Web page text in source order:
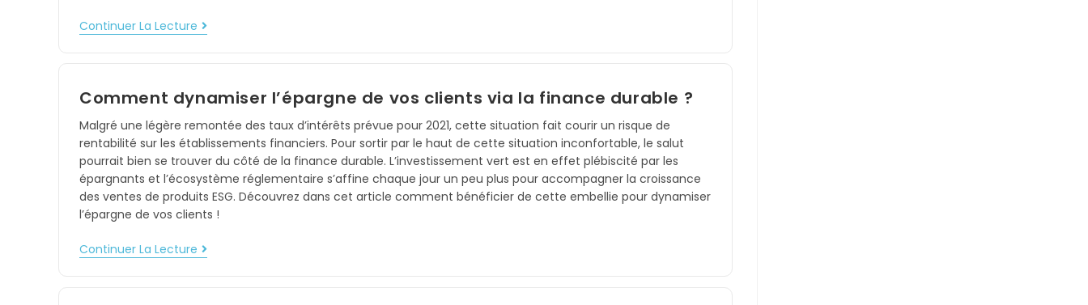
Continuer La Lecture
Comment dynamiser l’épargne de vos clients via la finance durable ?
Malgré une légère remontée des taux d’intérêts prévue pour 2021, cette situation fait courir un risque de
rentabilité sur les établissements financiers. Pour sortir par le haut de cette situation inconfortable, le salut
pourrait bien se trouver du côté de la finance durable. L’investissement vert est en effet plébiscité par les
épargnants et l’écosystème réglementaire s’affine chaque jour un peu plus pour accompagner la croissance
des ventes de produits ESG. Découvrez dans cet article comment bénéficier de cette embellie pour dynamiser
l’épargne de vos clients !
Continuer La Lecture